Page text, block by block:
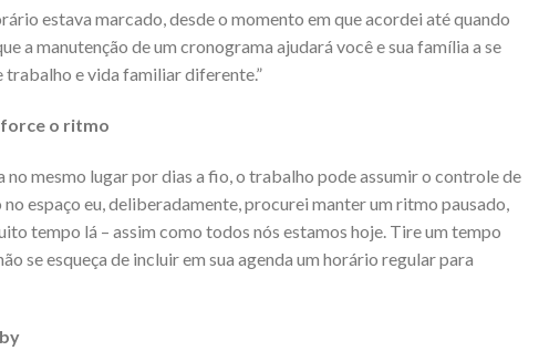
estava marcado, desde o momento em que acordei até quando
a manutenção de um cronograma ajudará você e sua família a se
trabalho e vida familiar diferente.”
force o ritmo
no mesmo lugar por dias a fio, o trabalho pode assumir o controle de
espaço eu, deliberadamente, procurei manter um ritmo pausado,
tempo lá – assim como todos nós estamos hoje. Tire um tempo
se esqueça de incluir em sua agenda um horário regular para